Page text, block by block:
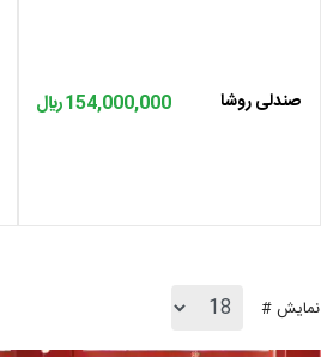
صندلی روشا 154,000,000 ﷼
نمایش #